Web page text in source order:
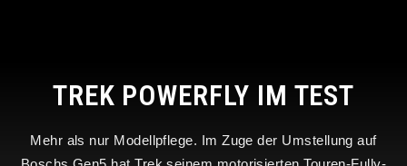
TREK POWERFLY IM TEST
Mehr als nur Modellpflege. Im Zuge der Umstellung auf